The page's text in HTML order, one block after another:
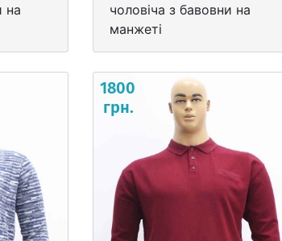
на
чоловіча з бавовни на
манжеті
1800
грн.